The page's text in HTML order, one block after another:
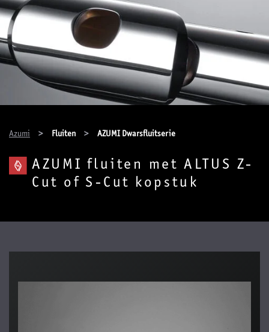
Azumi
Fluiten AZUMI Dwarsfluitserie
AZUMI fluiten met ALTUS Z-
Cut of S-Cut kopstuk